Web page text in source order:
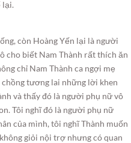
lại.
còn Hoàng Yến lại là người
cho biết Nam Thành rất thích ăn
chỉ Nam Thành ca ngợi mẹ
tương lai những lời khen
và thấy đó là người phụ nữ vô
Tôi nghĩ đó là người phụ nữ
của mình, tôi nghĩ Thành muốn
giỏi nội trợ nhưng có quan